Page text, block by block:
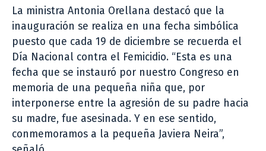
La ministra Antonia Orellana destacó que la
inauguración se realiza en una fecha simbólica
puesto que cada 19 de diciembre se recuerda el
Día Nacional contra el Femicidio. “Esta es una
fecha que se instauró por nuestro Congreso en
memoria de una pequeña niña que, por
interponerse entre la agresión de su padre hacia
su madre, fue asesinada. Y en ese sentido,
conmemoramos a la pequeña Javiera Neira”,